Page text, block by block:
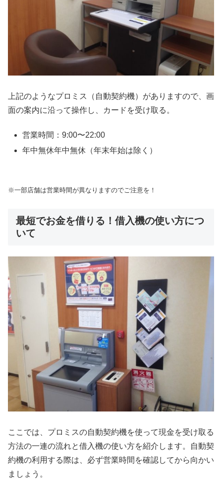
上記のようなプロミス（自動契約機）がありますので、画
面の案内に沿って操作し、カードを受け取る。
営業時間：9:00〜22:00
年中無休年中無休（年末年始は除く）
※一部店舗は営業時間が異なりますのでご注意を！
最短でお金を借りる！借入機の使い方につ
いて
ここでは、プロミスの自動契約機を使って現金を受け取る
方法の一連の流れと借入機の使い方を紹介します。自動契
約機の利用する際は、必ず営業時間を確認してから向かい
ましょう。